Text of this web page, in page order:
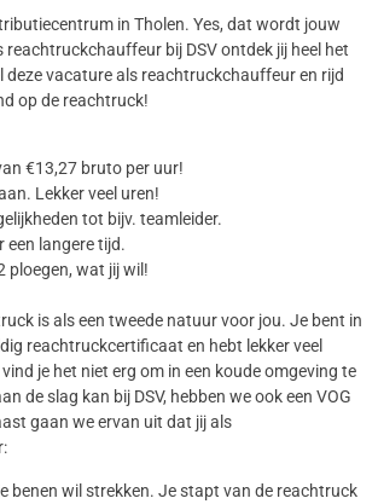
in Tholen. Yes, dat wordt jouw
reachtruckchauffeur bij DSV ontdek jij heel het
deze vacature als reachtruckchauffeur en rijd
op de reachtruck!
€13,27 bruto per uur!
Lekker veel uren!
tot bijv. teamleider.
een langere tijd.
ploegen, wat jij wil!
is als een tweede natuur voor jou. Je bent in
reachtruckcertificaat en hebt lekker veel
je het niet erg om in een koude omgeving te
de slag kan bij DSV, hebben we ook een VOG
gaan we ervan uit dat jij als
benen wil strekken. Je stapt van de reachtruck